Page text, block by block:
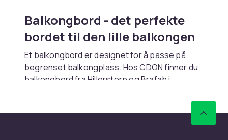
Balkongbord - det perfekte
bordet til den lille balkongen
Et balkongbord er designet for å passe på
begrenset balkongplass. Hos CDON finner du
balkongbord fraHillerstorpogBrafabi